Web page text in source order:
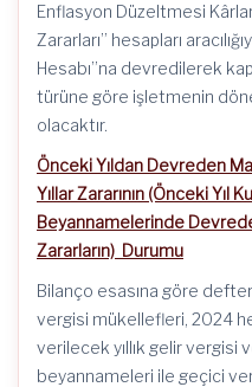
Enflasyon Düzeltmesi
Zararları” hesapları
Hesabı”na devredilerek
türüne göre işletmenin
olacaktır.
Önceki Yıldan Devreden
Yıllar Zararının (Önceki Yıl
Beyannamelerinde
Zararların) Durumu
Bilanço esasına göre
vergisi mükellefleri, 2024
verilecek yıllık gelir vergisi
beyannameleri ile geçici